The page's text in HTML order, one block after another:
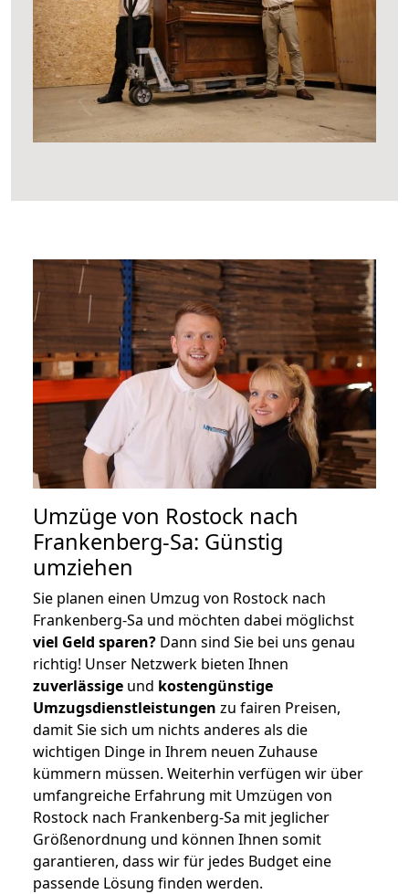
Umzüge von Rostock nach
Frankenberg-Sa: Günstig
umziehen
Sie planen einen Umzug von Rostock nach
Frankenberg-Sa und möchten dabei möglichst
viel Geld sparen? Dann sind Sie bei uns genau
richtig! Unser Netzwerk bieten Ihnen
zuverlässige und kostengünstige
Umzugsdienstleistungen zu fairen Preisen,
damit Sie sich um nichts anderes als die
wichtigen Dinge in Ihrem neuen Zuhause
kümmern müssen. Weiterhin verfügen wir über
umfangreiche Erfahrung mit Umzügen von
Rostock nach Frankenberg-Sa mit jeglicher
Größenordnung und können Ihnen somit
garantieren, dass wir für jedes Budget eine
passende Lösung finden werden.